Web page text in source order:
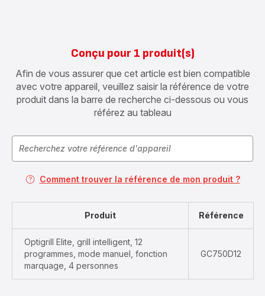
Conçu pour 1 produit(s)
Afin de vous assurer que cet article est bien compatible
avec votre appareil, veuillez saisir la référence de votre
produit dans la barre de recherche ci-dessous ou vous
référez au tableau
Comment trouver la référence de mon produit ?
Produit Référence
Optigrill Elite, grill intelligent, 12
programmes, mode manuel, fonction
marquage, 4 personnes
GC750D12